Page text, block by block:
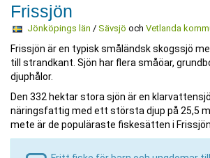
Frissjön
Jönköpings län / Sävsjö och Vetlanda
Frissjön är en typisk småländsk skogssjö
till strandkant. Sjön har flera småöar,
djuphålor.
Den 332 hektar stora sjön är en
näringsfattig med ett största djup på 25,5
mete är de populäraste fiskesätten i Frissjön.